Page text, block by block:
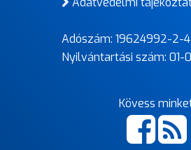
Adószám: 19624992-2-
Nyilvántartási szám:
Kövess